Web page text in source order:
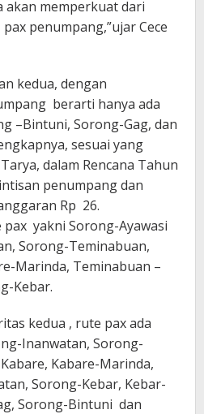
memperkuat dari
penumpang,”ujar Cece
kedua, dengan
berarti hanya ada
–Bintuni, Sorong-Gag, dan
sesuai yang
dalam Rencana Tahun
penumpang dan
Rp 26.
pax yakni Sorong-Ayawasi
Sorong-Teminabuan,
Marinda, Teminabuan –
Kebar.
kedua , rute pax ada
Inanwatan, Sorong-
Kabare-Marinda,
Sorong-Kebar, Kebar-
Sorong-Bintuni dan